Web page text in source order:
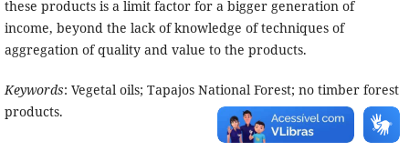
these products is a limit factor for a bigger generation of
income, beyond the lack of knowledge of techniques of
aggregation of quality and value to the products.
Keywords: Vegetal oils; Tapajos National Forest; no timber forest
products.